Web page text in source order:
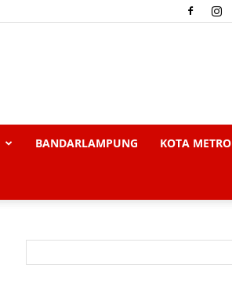
BANDARLAMPUNG KOTA METRO